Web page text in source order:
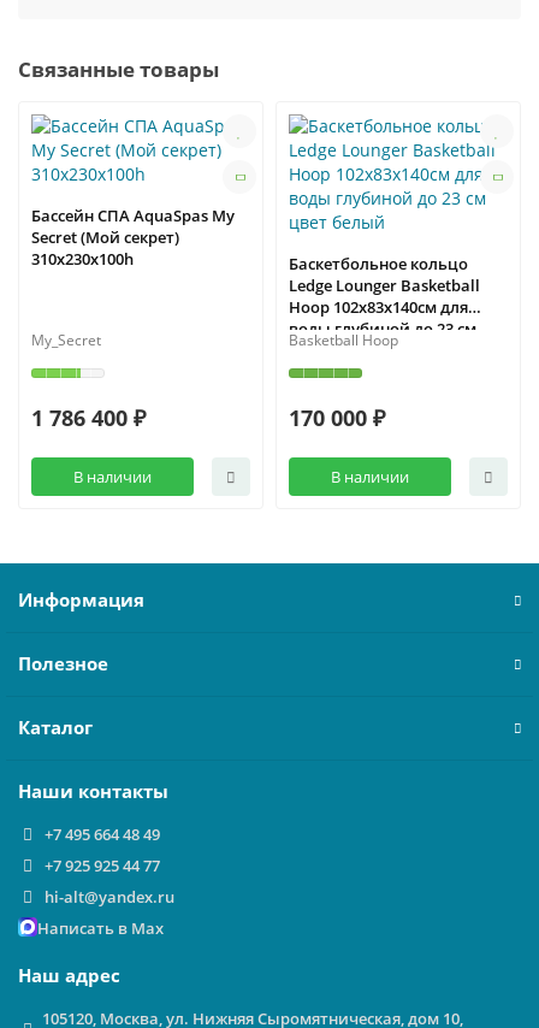
Связанные товары
Бассейн СПА AquaSpas My
Secret (Мой секрет)
310x230x100h
My_Secret
1 786 400 ₽
В наличии
Баскетбольное кольцо
Ledge Lounger Basketball
Hoop 102x83x140см для
воды глубиной до 23 см
цвет белый
Basketball Hoop
170 000 ₽
В наличии
Информация
Полезное
Каталог
Наши контакты
+7 495 664 48 49
+7 925 925 44 77
hi-alt@yandex.ru
Написать в Max
Наш адрес
105120, Москва, ул. Нижняя Сыромятническая, дом 10,